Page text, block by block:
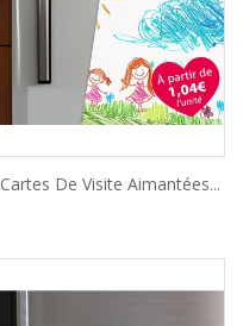
Cartes De Visite Aimantées...